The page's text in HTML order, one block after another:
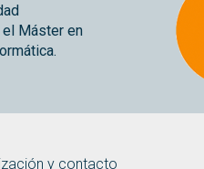
el Máster en
y contacto